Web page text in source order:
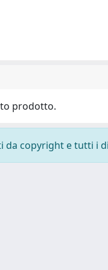
prodotto.
da copyright e tutti i